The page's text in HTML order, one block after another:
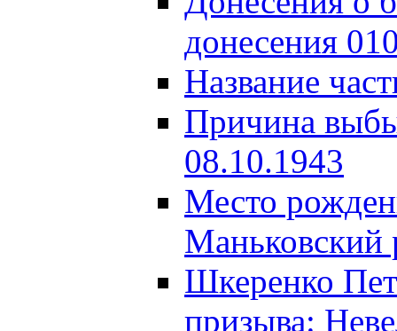
донесения
Название
Причина
08.10.1943
Место
Маньковский
Шкеренко
призыва: